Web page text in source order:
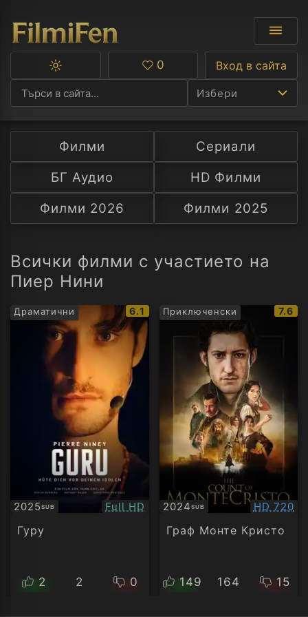
Избери
Ф
С
А
Превключване
тъмна
тема
Любими
0 Вход в сайта
Филми
Сериали
БГ Аудио
HD Филми
Филми 2026
Филми 2025
Всички филми с участието на
Пиер Нини
Драматични
IMDb
рейтинг:
6.1
2025SUB
Субтитри Качество:
Full HD
Гуру
2 2 0
Приключенски
IMDb
7.6
2024SUB
Субтитри HD 720
Граф Монте Кристо
149 164 15